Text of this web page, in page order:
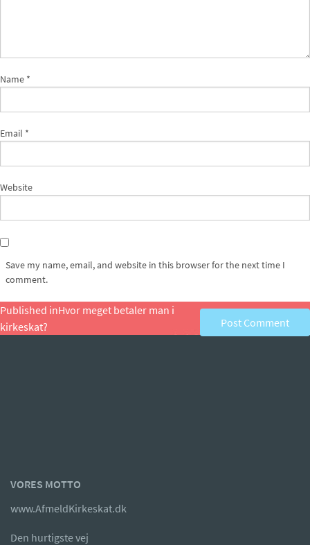
Name *
Email *
Website
Save my name, email, and website in this browser for the next time I
comment.
Post
navigation
Published inHvor meget betaler man i
kirkeskat?
VORES MOTTO
www.AfmeldKirkeskat.dk
Den hurtigste vej